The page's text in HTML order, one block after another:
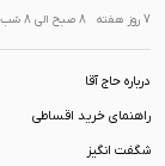
7 روز هفته 8 صبح الی 8 شب
درباره حاج آقا
راهنمای خرید اقساطی
شگفت انگیز